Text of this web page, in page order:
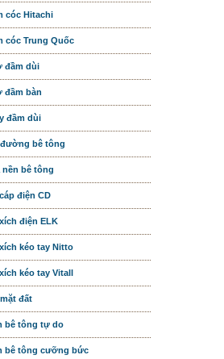
cóc Hitachi
cóc Trung Quốc
đầm dùi
đầm bàn
đầm dùi
đường bê tông
nền bê tông
điện CD
điện ELK
kéo tay Nitto
kéo tay Vitall
đất
bê tông tự do
bê tông cưỡng bức